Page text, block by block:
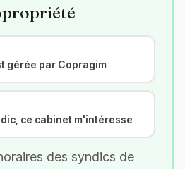
gérée par Copragim
ce cabinet m'intéresse
des syndics de